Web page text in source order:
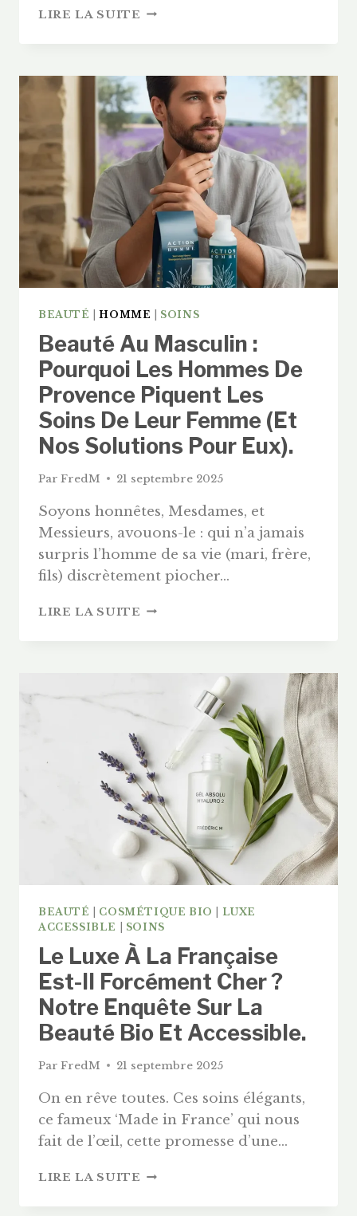
LIRE LA SUITE COSMÉTIQUE
NOTRE
TOP
5
DES
SOINS
CERTIFIÉS
(2026)
BEAUTÉ |HOMME SOINS
Beauté Au Masculin :
Pourquoi Les Hommes De
Provence Piquent Les
Soins De Leur Femme (et
Nos Solutions Pour Eux).
Par FredM 21 septembre 2025
Soyons honnêtes, Mesdames, et
Messieurs, avouons-le : qui n’a jamais
surpris l’homme de sa vie (mari, frère,
fils) discrètement piocher…
LIRE LA SUITE BEAUTÉ
POURQUOI
HOMMES
PROVENCE
PIQUENT
LES
SOINS
DE
LEUR
FEMME
(ET
POUR
EUX).
BEAUTÉ COSMÉTIQUE BIO
LUXE
ACCESSIBLE
SOINS
Le Luxe À La Française
Est-Il Forcément Cher ?
Notre Enquête Sur La
Beauté Bio Et Accessible.
Par FredM 21 septembre 2025
On en rêve toutes. Ces soins élégants,
ce fameux ‘Made in France’ qui nous
fait de l’œil, cette promesse d’une…
LIRE LA SUITE LE